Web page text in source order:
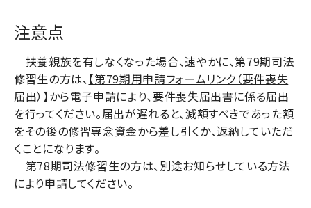
注意点
扶養親族を有しなくなった場合、速やかに、第79期司法
修習生の方は、 【第79期用申請フォームリンク（要件喪失
届出）】から電子申請により、要件喪失届出書に係る届出
を行ってください。届出が遅れると、減額すべきであった額
をその後の修習専念資金から差し引くか、返納していただ
くことになります。
第78期司法修習生の方は、別途お知らせしている方法
により申請してください。